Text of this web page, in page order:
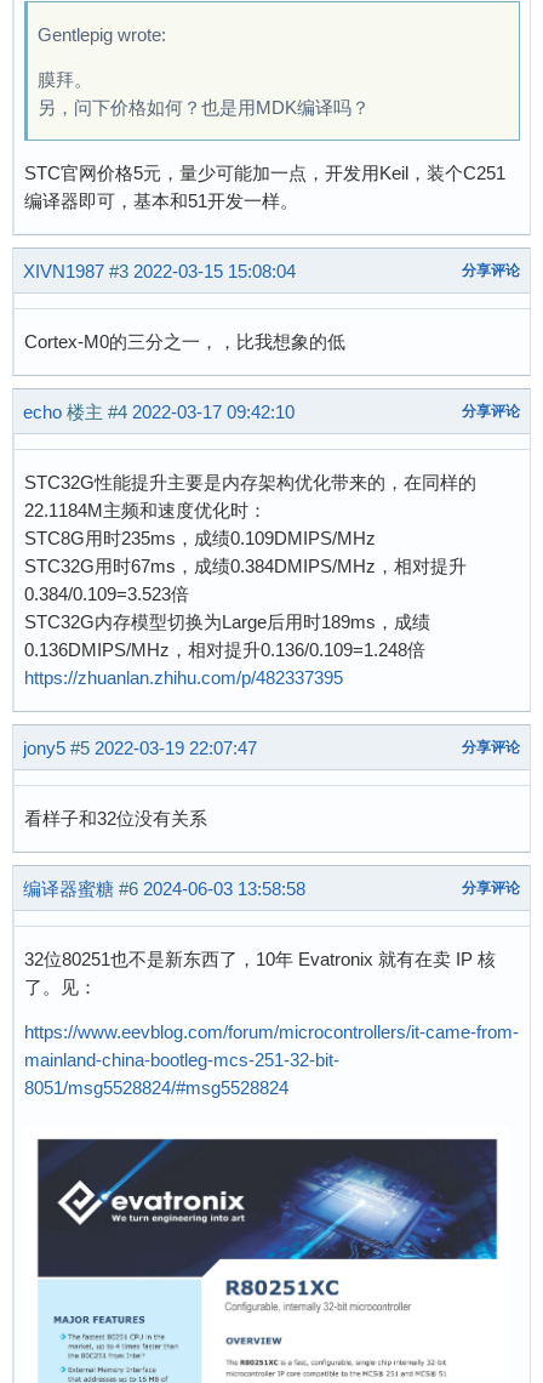
Gentlepig wrote:
膜拜。
另，问下价格如何？也是用MDK编译吗？
STC官网价格5元，量少可能加一点，开发用Keil，装个C251
编译器即可，基本和51开发一样。
XIVN1987 #3 2022-03-15 15:08:04 分享评论
Cortex-M0的三分之一，，比我想象的低
echo 楼主 #4 2022-03-17 09:42:10 分享评论
STC32G性能提升主要是内存架构优化带来的，在同样的
22.1184M主频和速度优化时：
STC8G用时235ms，成绩0.109DMIPS/MHz
STC32G用时67ms，成绩0.384DMIPS/MHz，相对提升
0.384/0.109=3.523倍
STC32G内存模型切换为Large后用时189ms，成绩
0.136DMIPS/MHz，相对提升0.136/0.109=1.248倍
https://zhuanlan.zhihu.com/p/482337395
jony5 #5 2022-03-19 22:07:47 分享评论
看样子和32位没有关系
编译器蜜糖 #6 2024-06-03 13:58:58 分享评论
32位80251也不是新东西了，10年 Evatronix 就有在卖 IP 核
了。见：
https://www.eevblog.com/forum/microcontrollers/it-came-from-
mainland-china-bootleg-mcs-251-32-bit-
8051/msg5528824/#msg5528824